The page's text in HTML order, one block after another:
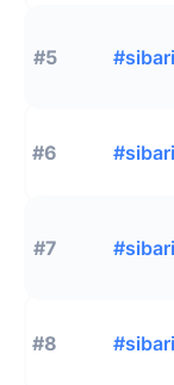
#5
#6
#7
#8